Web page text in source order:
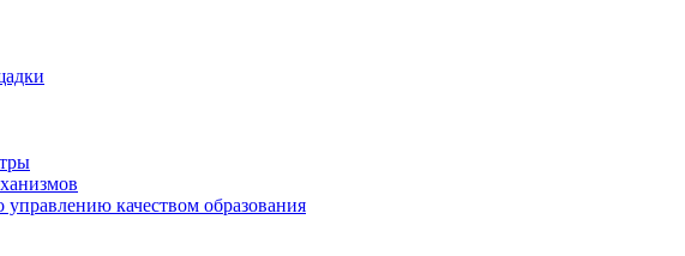
управлению качеством образования